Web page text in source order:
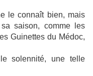
le connaît bien, mais
saison, comme les
Guinettes du Médoc,
solennité, une telle